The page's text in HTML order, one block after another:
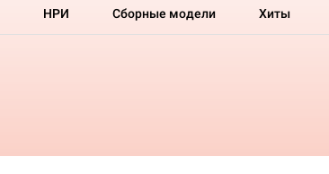
НРИ Сборные модели Хиты